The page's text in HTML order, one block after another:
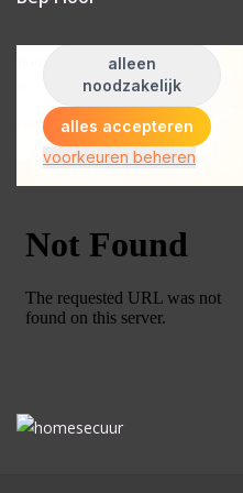
ISEO F9 ANTIKERNTREK IN
IEDERE GEWENSTE MAAT MET
GEWONE SLEUTELS MET
CERTIFICAAT SKG***
BOLD ELECTRONISCHE
CILINDERS OPEN JE SLOT MET
AFSTAND.
KIJK EENS ROND LEUKE
AANBIEDINGEN
BUITEN